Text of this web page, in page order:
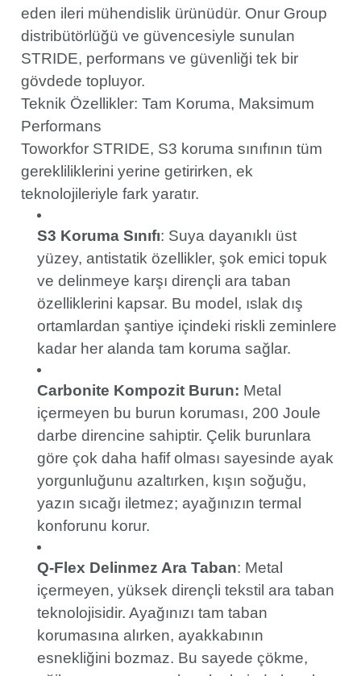
eden ileri mühendislik ürünüdür. Onur Group
distribütörlüğü ve güvencesiyle sunulan
STRIDE, performans ve güvenliği tek bir
gövdede topluyor.
Teknik Özellikler: Tam Koruma, Maksimum
Performans
Toworkfor STRIDE, S3 koruma sınıfının tüm
gerekliliklerini yerine getirirken, ek
teknolojileriyle fark yaratır.
S3 Koruma Sınıfı: Suya dayanıklı üst
yüzey, antistatik özellikler, şok emici topuk
ve delinmeye karşı dirençli ara taban
özelliklerini kapsar. Bu model, ıslak dış
ortamlardan şantiye içindeki riskli zeminlere
kadar her alanda tam koruma sağlar.
Carbonite Kompozit Burun: Metal
içermeyen bu burun koruması, 200 Joule
darbe direncine sahiptir. Çelik burunlara
göre çok daha hafif olması sayesinde ayak
yorgunluğunu azaltırken, kışın soğuğu,
yazın sıcağı iletmez; ayağınızın termal
konforunu korur.
Q-Flex Delinmez Ara Taban: Metal
içermeyen, yüksek dirençli tekstil ara taban
teknolojisidir. Ayağınızı tam taban
korumasına alırken, ayakkabının
esnekliğini bozmaz. Bu sayede çökme,